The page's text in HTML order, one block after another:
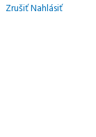
ZrušiťNahlásiť